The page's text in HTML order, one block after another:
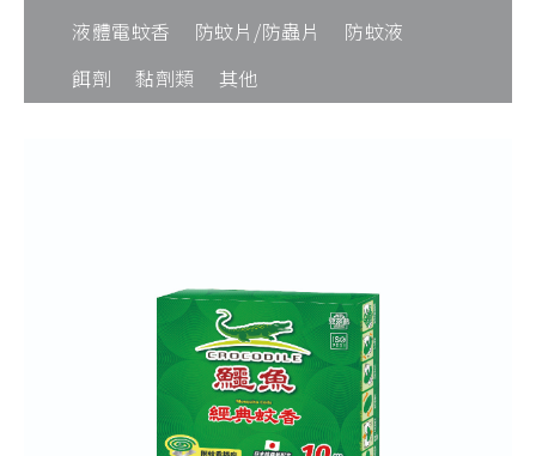
液體電蚊香
防蚊片/防蟲片
防蚊液
餌劑
黏劑類 其他